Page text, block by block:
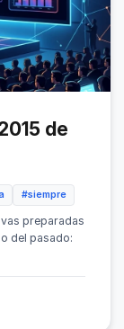
de
#siempre
preparadas
del pasado: